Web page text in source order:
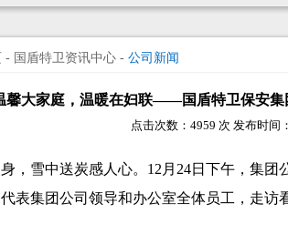
- 国盾特卫资讯中心 - 公司新闻
馨大家庭，温暖在妇联——国盾特卫保安集
点击次数：4959 次 发布时间
，雪中送炭感人心。12月24日下午，集
表集团公司领导和办公室全体员工，走